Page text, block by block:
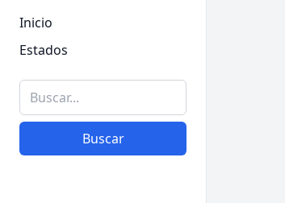
Inicio
Estados
Buscar